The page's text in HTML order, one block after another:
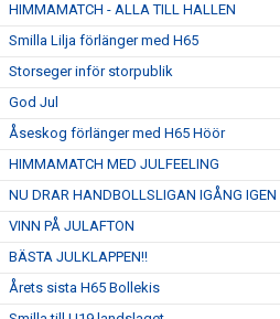
HIMMAMATCH - ALLA TILL HALLEN
Smilla Lilja förlänger med H65
Storseger inför storpublik
God Jul
Åseskog förlänger med H65 Höör
HIMMAMATCH MED JULFEELING
NU DRAR HANDBOLLSLIGAN IGÅNG IGEN
VINN PÅ JULAFTON
BÄSTA JULKLAPPEN!!
Årets sista H65 Bollekis